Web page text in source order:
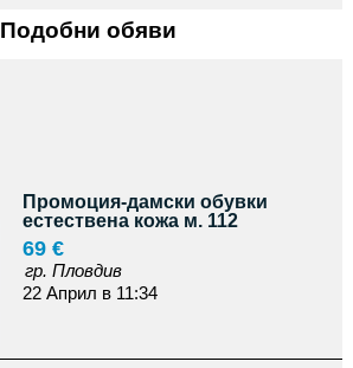
Подобни обяви
Промоция-дамски обувки
естествена кожа м. 112
69 €
гр. Пловдив
22 Април в 11:34